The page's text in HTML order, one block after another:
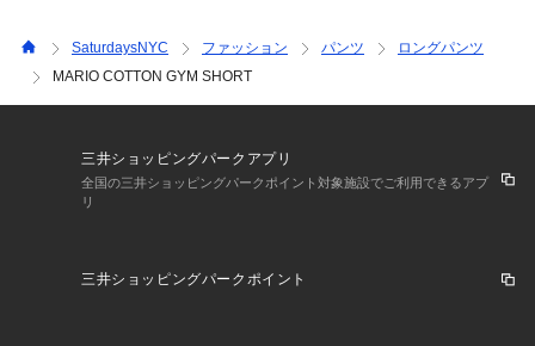
XS/ウエスト 64?74 | ヒップ 97 | 股下 13.5 | 股上 26 | 渡り幅
32.5 | 裾幅 28
幅 33.5 | 裾幅 30.5
M/ウエスト 74?84 | ヒップ 106 | 股下 13.5 | 股上 28 | 渡り
幅 34.5 | 裾幅 31
XL/ウエスト 82?92 | ヒップ 121 | 股下 13.5 | 股上 30 | 渡り
SaturdaysNYC ファッション パンツ
ロングパンツ
MARIO COTTON GYM SHORT
三井ショッピングパークアプリ
全国の三井ショッピングパークポイント対象施設でご利用できるアプ
リ
三井ショッピングパークポイント